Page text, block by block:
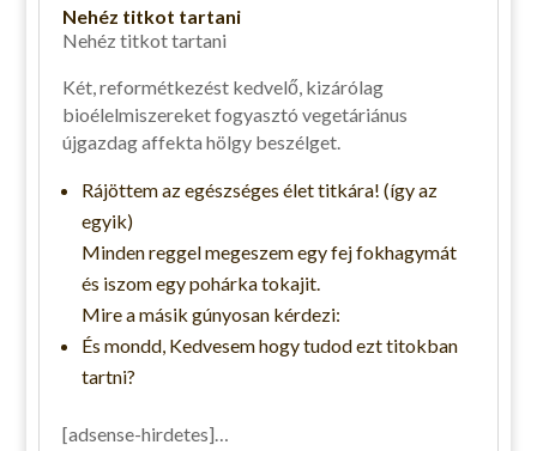
Nehéz titkot tartani
Nehéz titkot tartani
Két, reformétkezést kedvelő, kizárólag
bioélelmiszereket fogyasztó vegetáriánus
újgazdag affekta hölgy beszélget.
Rájöttem az egészséges élet titkára! (így az
egyik)
Minden reggel megeszem egy fej fokhagymát
és iszom egy pohárka tokajit.
Mire a másik gúnyosan kérdezi:
És mondd, Kedvesem hogy tudod ezt titokban
tartni?
[adsense-hirdetes]…